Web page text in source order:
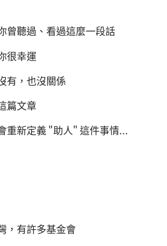
曾聽過、看過這麼一段話
很幸運
有，也沒關係
篇文章
重新定義 "助人" 這件事情...
，有許多基金會